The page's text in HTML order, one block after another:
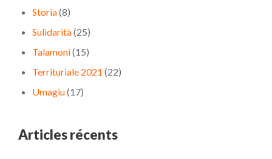
Storia(8)
Sulidarità(25)
Talamoni(15)
Territuriale 2021 (22)
Umagiu(17)
Articles récents